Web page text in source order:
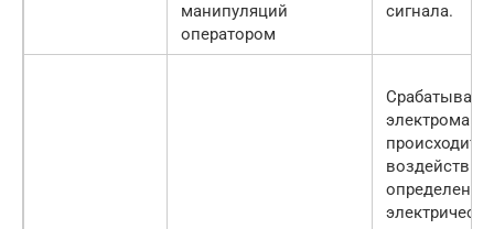
манипуляций
оператором
сигнала.
происходит